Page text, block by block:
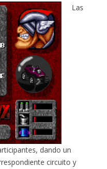
Las
dando un
circuito y